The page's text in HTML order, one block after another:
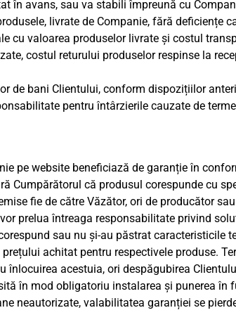
în avans, sau va stabili împreună cu
livrate de Companie, fără
cu valoarea produselor livrate și costul
costul returului produselor respinse la
de bani Clientului, conform dispozițiilor
pentru întârzierile cauzate de
pe website beneficiază de garanție în
Cumpărătorul că produsul corespunde cu
fie de către Văzător, ori de producător
prelua întreaga responsabilitate privind
sau nu și-au păstrat
achitat pentru respectivele produse.
înlocuirea acestuia, ori despăgubirea
în mod obligatoriu instalarea și punerea
neautorizate, valabilitatea garanției se